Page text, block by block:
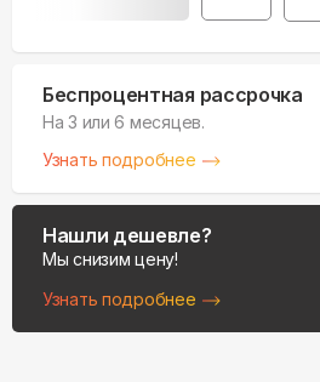
Беспроцентная рассрочка
На 3 или 6 месяцев.
Узнать подробнее
Нашли дешевле?
Мы снизим цену!
Узнать подробнее